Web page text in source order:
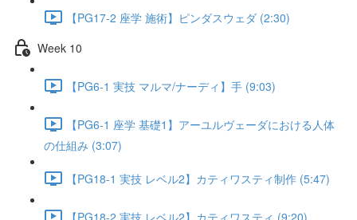
【PG17-2 座学 施術】ピンダスウェダ (2:30)
Week 10
【PG6-1 実技 マルマ/ナーディ】手 (9:03)
【PG6-1 座学 基礎1】アーユルヴェーダにおける人体
の仕組み (3:07)
【PG18-1 実技 レベル2】カティワスティ制作 (5:47)
【PG18-2 実技 レベル2】カティワスティ (9:20)